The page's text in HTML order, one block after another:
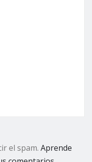
el spam. Aprende